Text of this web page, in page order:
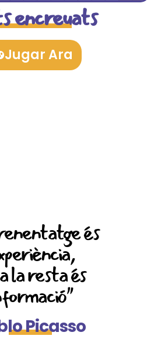
encreuats
Jugar Ara
és
la resta és
Picasso